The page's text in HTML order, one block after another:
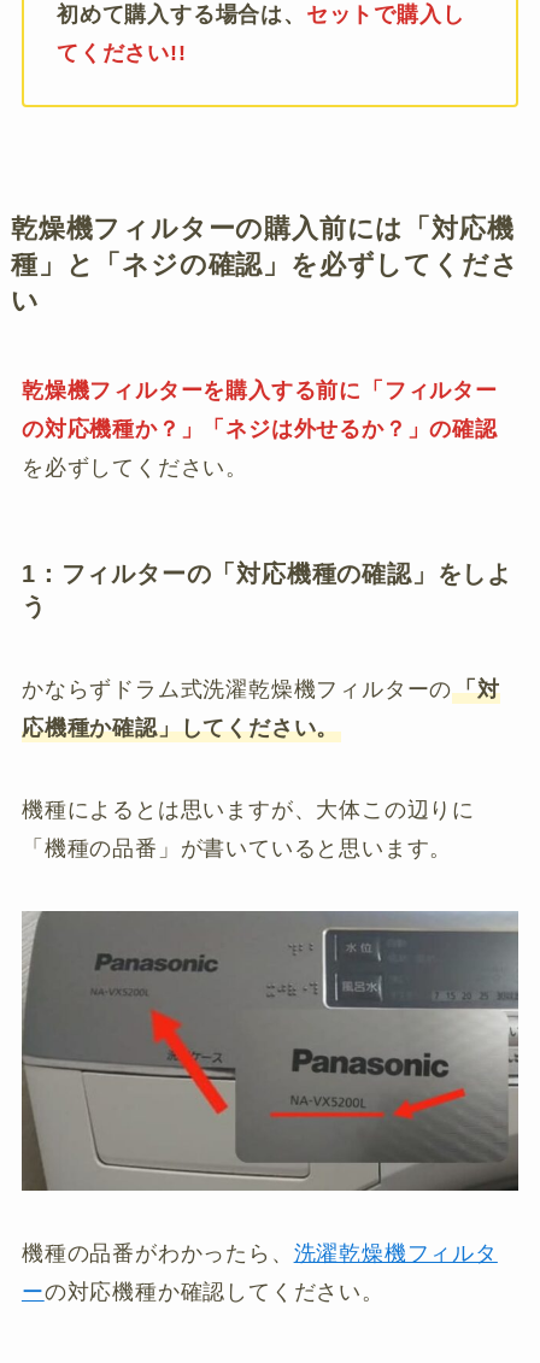
初めて購入する場合は、 セットで購入し
てください!!
乾燥機フィルターの購入前には「対応機
種」と「ネジの確認」を必ずしてくださ
い
乾燥機フィルターを購入する前に「フィルター
の対応機種か？」「ネジは外せるか？」の確認
を必ずしてください。
1：フィルターの「対応機種の確認」をしよ
う
かならずドラム式洗濯乾燥機フィルターの「対
応機種か確認」してください。
機種によるとは思いますが、大体この辺りに
「機種の品番」が書いていると思います。
機種の品番がわかったら、 洗濯乾燥機フィルタ
ーの対応機種か確認してください。